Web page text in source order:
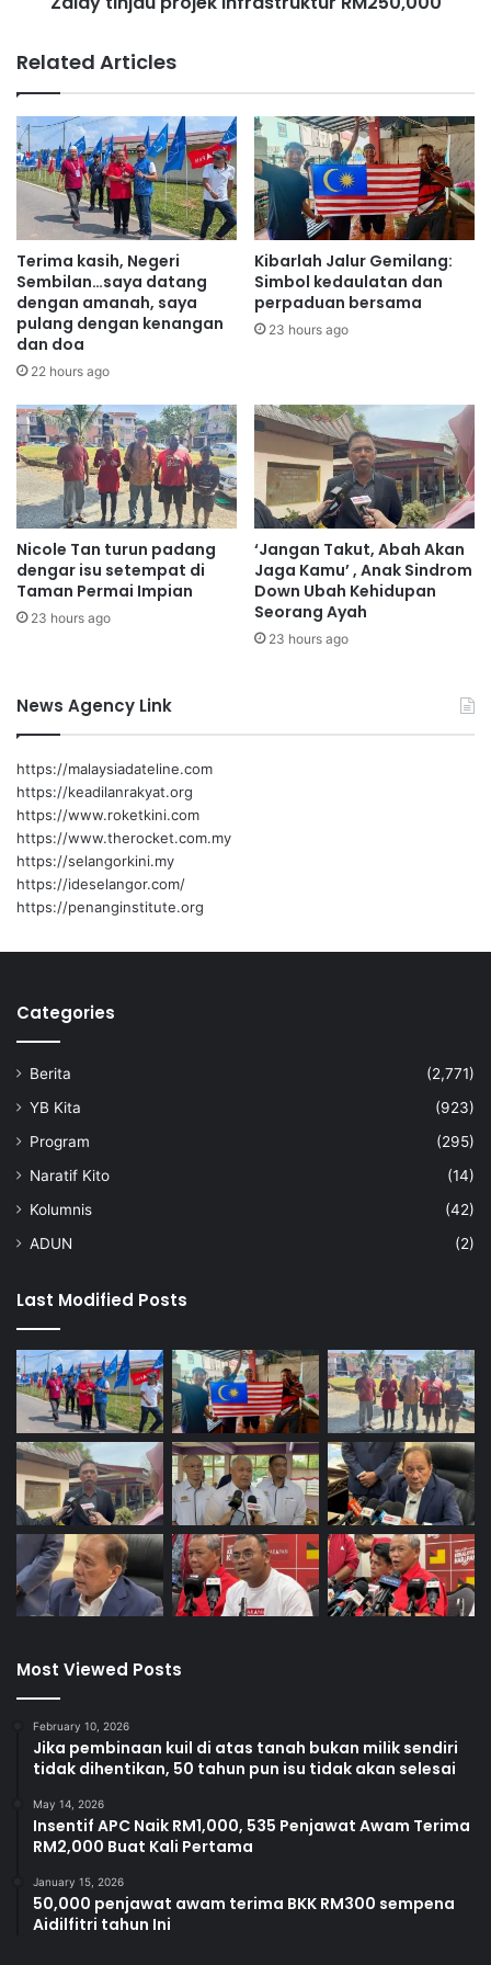
m
p
u
n
g
K
l
a
L
u
k
u
r
o
j
e
k
i
r
a
s
t
r
u
t
u
r
R
M
2
5
0
0
Related Articles
Terima kasih, Negeri
Sembilan…saya datang
dengan amanah, saya
pulang dengan kenangan
dan doa
22 hours ago
Kibarlah Jalur Gemilang:
Simbol kedaulatan dan
perpaduan bersama
23 hours ago
Nicole Tan turun padang
dengar isu setempat di
Taman Permai Impian
23 hours ago
‘Jangan Takut, Abah Akan
Jaga Kamu’ , Anak Sindrom
Down Ubah Kehidupan
Seorang Ayah
23 hours ago
News Agency Link
https://malaysiadateline.com
https://keadilanrakyat.org
https://www.roketkini.com
https://www.therocket.com.my
https://selangorkini.my
https://ideselangor.com/
https://penanginstitute.org
Categories
Berita
(2,771)
YB Kita
(923)
Program
(295)
Naratif Kito
(14)
Kolumnis
(42)
ADUN
(2)
Last Modified Posts
Most Viewed Posts
February 10, 2026
Jika pembinaan kuil di atas tanah bukan milik sendiri
tidak dihentikan, 50 tahun pun isu tidak akan selesai
May 14, 2026
Insentif APC Naik RM1,000, 535 Penjawat Awam Terima
RM2,000 Buat Kali Pertama
January 15, 2026
50,000 penjawat awam terima BKK RM300 sempena
Aidilfitri tahun Ini